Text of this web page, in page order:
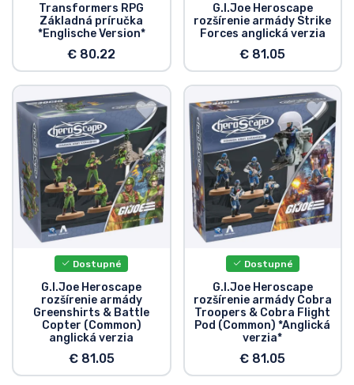
Transformers RPG
Základná príručka
*Englische Version*
€ 80.22
G.I.Joe Heroscape
rozšírenie armády Strike
Forces anglická verzia
€ 81.05
Dostupné
G.I.Joe Heroscape
rozšírenie armády
Greenshirts & Battle
Copter (Common)
anglická verzia
€ 81.05
Dostupné
G.I.Joe Heroscape
rozšírenie armády Cobra
Troopers & Cobra Flight
Pod (Common) *Anglická
verzia*
€ 81.05
Typy výrobkov